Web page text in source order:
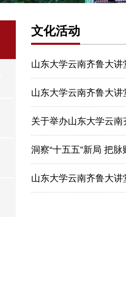
文化活动
山东大学云南齐鲁大
山东大学云南齐鲁大
关于举办山东大学云
洞察“十五五”新局 把
山东大学云南齐鲁大